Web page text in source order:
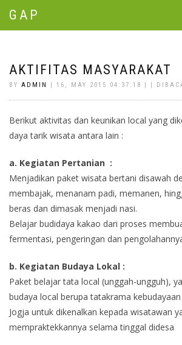
GAP
AKTIFITAS MASYARAKAT
BY ADMIN | 16, MAY 2015 04:37:18 | |
Berikut aktivitas dan keunikan local yang
daya tarik wisata antara lain :
a. Kegiatan Pertanian :
Menjadikan paket wisata bertani disawah
membajak, menanam padi, memanen,
beras dan dimasak menjadi nasi.
Belajar budidaya kakao dari proses
fermentasi, pengeringan dan
b. Kegiatan Budaya Lokal :
Paket belajar tata local (unggah-ungguh),
budaya local berupa tatakrama
Jogja untuk dikenalkan kepada wisatawan
mempraktekkannya selama tinggal didesa